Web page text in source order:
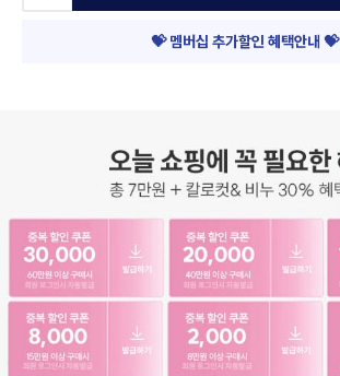
💝 멤버십 추가할인 혜택안내 💝